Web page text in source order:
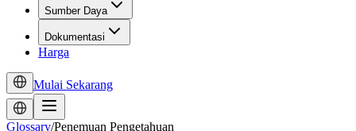
Sumber Daya
Dokumentasi
Harga
Mulai Sekarang
Glossary/Penemuan Pengetahuan